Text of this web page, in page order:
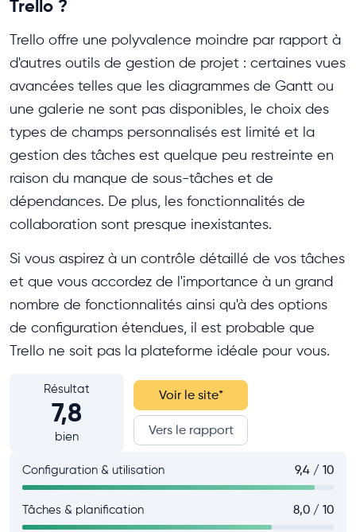
Trello ?
Trello offre une polyvalence moindre par rapport à
d'autres outils de gestion de projet : certaines vues
avancées telles que les diagrammes de Gantt ou
une galerie ne sont pas disponibles, le choix des
types de champs personnalisés est limité et la
gestion des tâches est quelque peu restreinte en
raison du manque de sous-tâches et de
dépendances. De plus, les fonctionnalités de
collaboration sont presque inexistantes.
Si vous aspirez à un contrôle détaillé de vos tâches
et que vous accordez de l'importance à un grand
nombre de fonctionnalités ainsi qu'à des options
de configuration étendues, il est probable que
Trello ne soit pas la plateforme idéale pour vous.
Résultat
7,8
bien
Voir le site*
Vers le rapport
Configuration & utilisation 9,4 / 10
Tâches & planification 8,0 / 10